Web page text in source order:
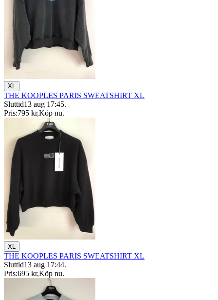
XL
THE KOOPLES PARIS SWEATSHIRT XL
Sluttid13 aug 17:45.
Pris:795 kr,Köp nu.
XL
THE KOOPLES PARIS SWEATSHIRT XL
Sluttid13 aug 17:44.
Pris:695 kr,Köp nu.